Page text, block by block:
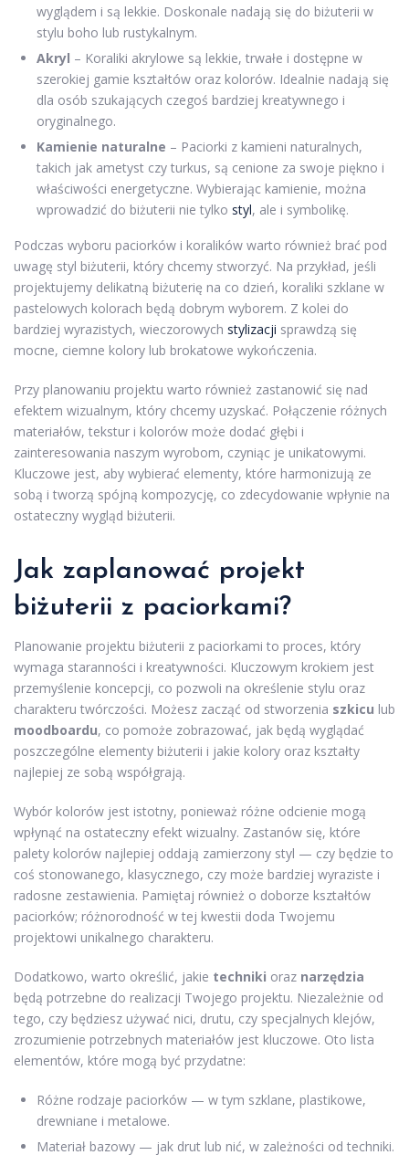
wyglądem i są lekkie. Doskonale nadają się do biżuterii w
stylu boho lub rustykalnym.
Akryl – Koraliki akrylowe są lekkie, trwałe i dostępne w
szerokiej gamie kształtów oraz kolorów. Idealnie nadają się
dla osób szukających czegoś bardziej kreatywnego i
oryginalnego.
Kamienie naturalne – Paciorki z kamieni naturalnych,
takich jak ametyst czy turkus, są cenione za swoje piękno i
właściwości energetyczne. Wybierając kamienie, można
wprowadzić do biżuterii nie tylko styl, ale i symbolikę.
Podczas wyboru paciorków i koralików warto również brać pod
uwagę styl biżuterii, który chcemy stworzyć. Na przykład, jeśli
projektujemy delikatną biżuterię na co dzień, koraliki szklane w
pastelowych kolorach będą dobrym wyborem. Z kolei do
bardziej wyrazistych, wieczorowych stylizacji sprawdzą się
mocne, ciemne kolory lub brokatowe wykończenia.
Przy planowaniu projektu warto również zastanowić się nad
efektem wizualnym, który chcemy uzyskać. Połączenie różnych
materiałów, tekstur i kolorów może dodać głębi i
zainteresowania naszym wyrobom, czyniąc je unikatowymi.
Kluczowe jest, aby wybierać elementy, które harmonizują ze
sobą i tworzą spójną kompozycję, co zdecydowanie wpłynie na
ostateczny wygląd biżuterii.
Jak zaplanować projekt
biżuterii z paciorkami?
Planowanie projektu biżuterii z paciorkami to proces, który
wymaga staranności i kreatywności. Kluczowym krokiem jest
przemyślenie koncepcji, co pozwoli na określenie stylu oraz
charakteru twórczości. Możesz zacząć od stworzenia szkicu lub
moodboardu, co pomoże zobrazować, jak będą wyglądać
poszczególne elementy biżuterii i jakie kolory oraz kształty
najlepiej ze sobą współgrają.
Wybór kolorów jest istotny, ponieważ różne odcienie mogą
wpłynąć na ostateczny efekt wizualny. Zastanów się, które
palety kolorów najlepiej oddają zamierzony styl — czy będzie to
coś stonowanego, klasycznego, czy może bardziej wyraziste i
radosne zestawienia. Pamiętaj również o doborze kształtów
paciorków; różnorodność w tej kwestii doda Twojemu
projektowi unikalnego charakteru.
Dodatkowo, warto określić, jakie techniki oraz narzędzia
będą potrzebne do realizacji Twojego projektu. Niezależnie od
tego, czy będziesz używać nici, drutu, czy specjalnych klejów,
zrozumienie potrzebnych materiałów jest kluczowe. Oto lista
elementów, które mogą być przydatne:
Różne rodzaje paciorków — w tym szklane, plastikowe,
drewniane i metalowe.
Materiał bazowy — jak drut lub nić, w zależności od techniki.